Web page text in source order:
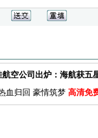
航空公司出炉：海航获五
血归回 豪情筑梦 高清免